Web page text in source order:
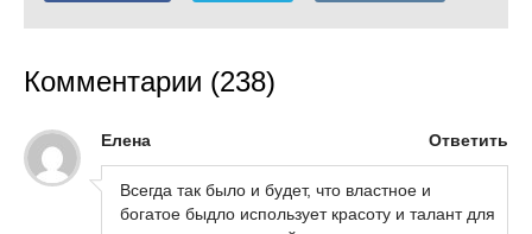
Комментарии (238)
Елена Ответить
Всегда так было и будет, что властное и
богатое быдло использует красоту и талант для